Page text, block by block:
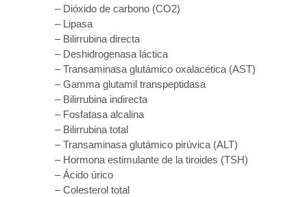
– Dióxido de carbono (CO2)
– Lipasa
– Bilirrubina directa
– Deshidrogenasa láctica
– Transaminasa glutámico oxalacética (AST)
– Gamma glutamil transpeptidasa
– Bilirrubina indirecta
– Fosfatasa alcalina
– Bilirrubina total
– Transaminasa glutámico pirúvica (ALT)
– Hormona estimulante de la tiroides (TSH)
– Ácido úrico
– Colesterol total